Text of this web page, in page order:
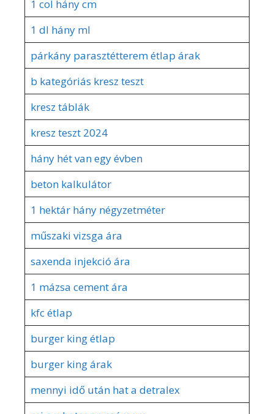
1 col hány cm
1 dl hány ml
párkány parasztétterem étlap árak
b kategóriás kresz teszt
kresz táblák
kresz teszt 2024
hány hét van egy évben
beton kalkulátor
1 hektár hány négyzetméter
műszaki vizsga ára
saxenda injekció ára
1 mázsa cement ára
kfc étlap
burger king étlap
burger king árak
mennyi idő után hat a detralex